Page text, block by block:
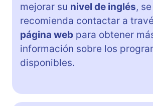
mejorar su nivel de inglés, se
recomienda contactar a
página web para obtener
información sobre los
disponibles.